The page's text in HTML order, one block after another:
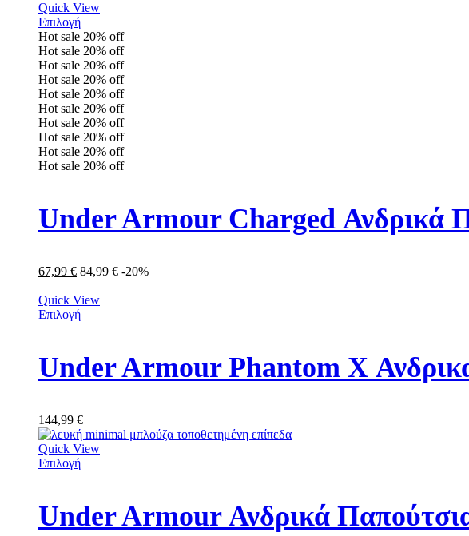
Quick View
Επιλογή
Hot sale 20% off
Hot sale 20% off
Hot sale 20% off
Hot sale 20% off
Hot sale 20% off
Hot sale 20% off
Hot sale 20% off
Hot sale 20% off
Hot sale 20% off
Hot sale 20% off
Under Armour Charged Ανδρικά
67,99 € 84,99€ -20%
Quick View
Επιλογή
Under Armour Phantom X
144,99 €
Quick View
Επιλογή
Under Armour Ανδρικά